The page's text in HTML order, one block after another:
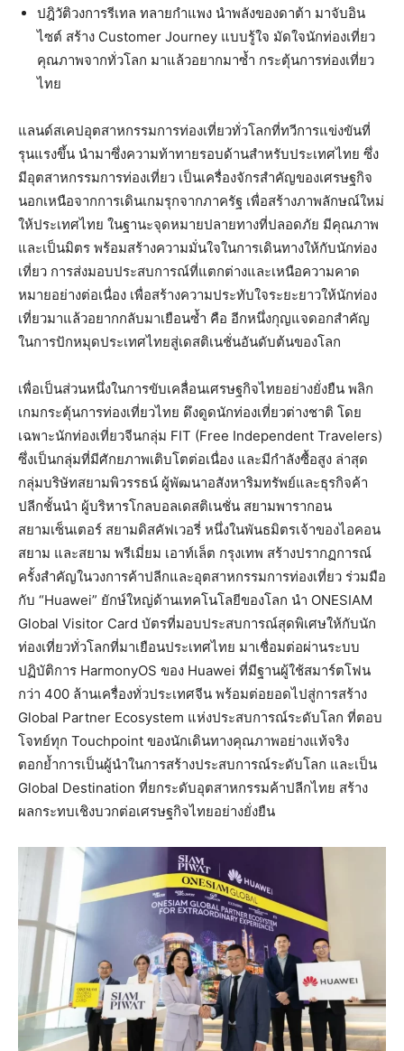
ปฎิวัติวงการรีเทล ทลายกำแพง นำพลังของดาต้า มาจับอิน
ไซต์ สร้าง Customer Journey แบบรู้ใจ มัดใจนักท่องเที่ยว
คุณภาพจากทั่วโลก มาแล้วอยากมาซ้ำ กระตุ้นการท่องเที่ยว
ไทย
แลนด์สเคปอุตสาหกรรมการท่องเที่ยวทั่วโลกที่ทวีการแข่งขันที่
รุนแรงขึ้น นำมาซึ่งความท้าทายรอบด้านสำหรับประเทศไทย ซึ่ง
มีอุตสาหกรรมการท่องเที่ยว เป็นเครื่องจักรสำคัญของเศรษฐกิจ
นอกเหนือจากการเดินเกมรุกจากภาครัฐ เพื่อสร้างภาพลักษณ์ใหม่
ให้ประเทศไทย ในฐานะจุดหมายปลายทางที่ปลอดภัย มีคุณภาพ
และเป็นมิตร พร้อมสร้างความมั่นใจในการเดินทางให้กับนักท่อง
เที่ยว การส่งมอบประสบการณ์ที่แตกต่างและเหนือความคาด
หมายอย่างต่อเนื่อง เพื่อสร้างความประทับใจระยะยาวให้นักท่อง
เที่ยวมาแล้วอยากกลับมาเยือนซ้ำ คือ อีกหนึ่งกุญแจดอกสำคัญ
ในการปักหมุดประเทศไทยสู่เดสติเนชั่นอันดับต้นของโลก
เพื่อเป็นส่วนหนึ่งในการขับเคลื่อนเศรษฐกิจไทยอย่างยั่งยืน พลิก
เกมกระตุ้นการท่องเที่ยวไทย ดึงดูดนักท่องเที่ยวต่างชาติ โดย
เฉพาะนักท่องเที่ยวจีนกลุ่ม FIT (Free Independent Travelers)
ซึ่งเป็นกลุ่มที่มีศักยภาพเติบโตต่อเนื่อง และมีกำลังซื้อสูง ล่าสุด
กลุ่มบริษัทสยามพิวรรธน์ ผู้พัฒนาอสังหาริมทรัพย์และธุรกิจค้า
ปลีกชั้นนำ ผู้บริหารโกลบอลเดสติเนชั่น สยามพารากอน
สยามเซ็นเตอร์ สยามดิสคัฟเวอรี่ หนึ่งในพันธมิตรเจ้าของไอคอน
สยาม และสยาม พรีเมี่ยม เอาท์เล็ต กรุงเทพ สร้างปรากฏการณ์
ครั้งสำคัญในวงการค้าปลีกและอุตสาหกรรมการท่องเที่ยว ร่วมมือ
กับ “Huawei” ยักษ์ใหญ่ด้านเทคโนโลยีของโลก นำ ONESIAM
Global Visitor Card บัตรที่มอบประสบการณ์สุดพิเศษให้กับนัก
ท่องเที่ยวทั่วโลกที่มาเยือนประเทศไทย มาเชื่อมต่อผ่านระบบ
ปฏิบัติการ HarmonyOS ของ Huawei ที่มีฐานผู้ใช้สมาร์ตโฟน
กว่า 400 ล้านเครื่องทั่วประเทศจีน พร้อมต่อยอดไปสู่การสร้าง
Global Partner Ecosystem แห่งประสบการณ์ระดับโลก ที่ตอบ
โจทย์ทุก Touchpoint ของนักเดินทางคุณภาพอย่างแท้จริง
ตอกย้ำการเป็นผู้นำในการสร้างประสบการณ์ระดับโลก และเป็น
Global Destination ที่ยกระดับอุตสาหกรรมค้าปลีกไทย สร้าง
ผลกระทบเชิงบวกต่อเศรษฐกิจไทยอย่างยั่งยืน